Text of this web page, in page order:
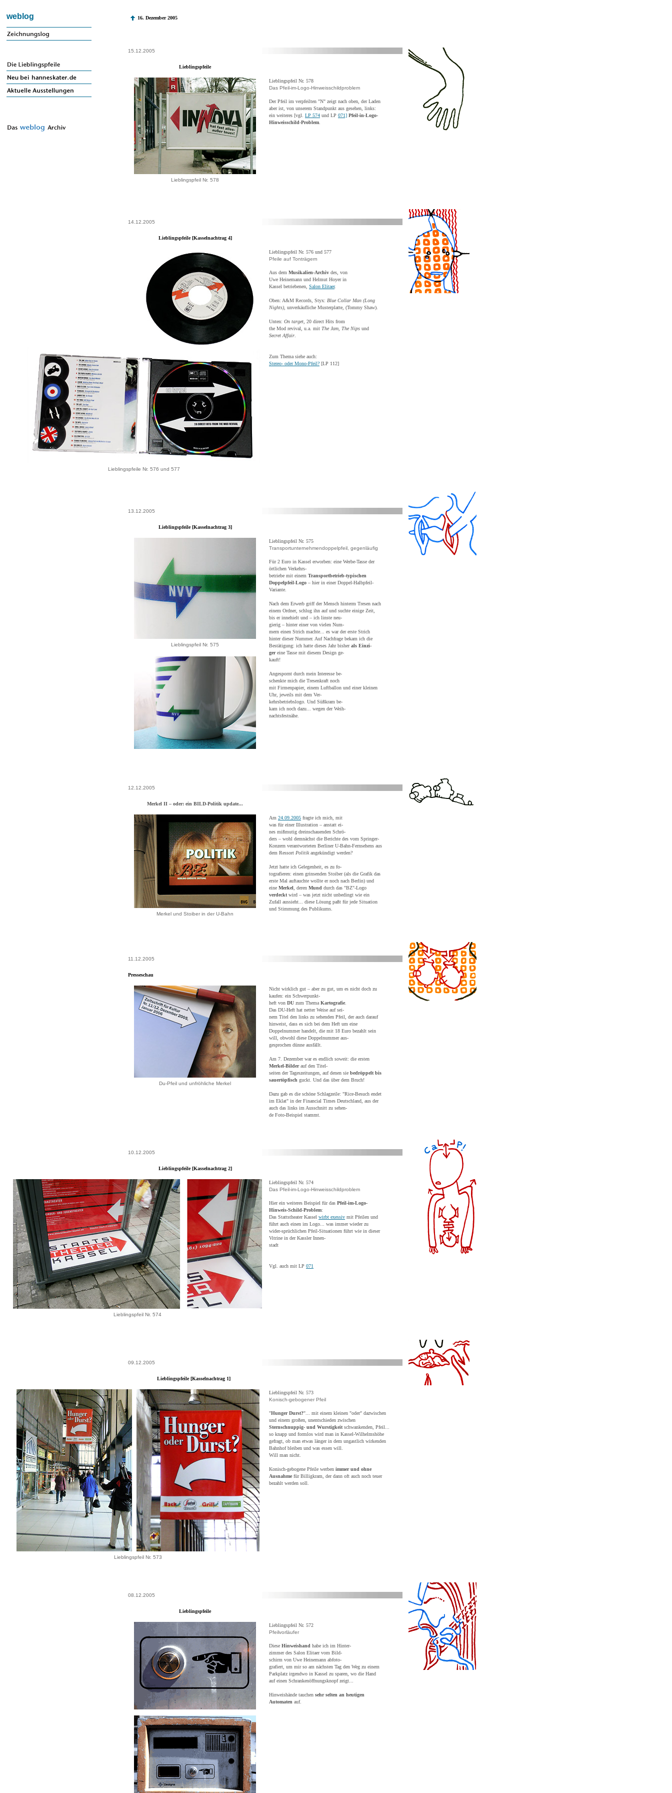
weblog 16. Dezember 2005
15.12.2005
Lieblingspfeile
Lieblingspfeil Nr. 578
Lieblingspfeil Nr. 578
Das Pfeil-im-Logo-Hinweisschildproblem
Der Pfeil im verpfeilten "N" zeigt nach oben, der Laden
aber ist, von unserem Standpunkt aus gesehen, links:
ein weiteres [vgl. LP 574 und LP 071] Pfeil-in-Logo-
Hinweisschild-Problem
14.12.2005
Lieblingspfeile [Kasselnachtrag 4]
Lieblingspfeile Nr. 576 und 577
Lieblingspfeil Nr. 576 und 577
Pfeile auf Tonträgern
Aus dem Musikalien-Archiv des, von
Uwe Heinemann und Helmut Hoyer in
Kassel betriebenen, Salon Elitaer.
Oben: A&M Records, Styx: Blue Collar Man (Long
Nights) , unverkäufliche Musterplatte, (Tommy Shaw).
Unten: On target , 20 direct Hits from
the Mod revival, u.a. mit The Jam The Nips und
Secret Affair
Zum Thema siehe auch:
Stereo- oder Mono-Pfeil? [LP 112]
13.12.2005
Lieblingspfeile [Kasselnachtrag 3]
Lieblingspfeil Nr. 575
Lieblingspfeil Nr. 575
Transportunternehmendoppelpfeil, gegenläufig
Für 2 Euro in Kassel erworben: eine Werbe-Tasse der
örtlichen Verkehrs-
betriebe mit einem Transportbetrieb-typischen
Doppelpfeil-Logo – hier in einer Doppel-Halbpfeil-
Variante.
Nach dem Erwerb griff der Mensch hinterm Tresen nach
einem Ordner, schlug ihn auf und suchte einige Zeit,
bis er innehielt und – ich linste neu-
gierig – hinter einer von vielen Num-
mern einen Strich machte... es war der erste Strich
hinter dieser Nummer. Auf Nachfrage bekam ich die
Bestätigung: ich hatte dieses Jahr bisherals Einzi-
gereine Tasse mit diesem Design ge-
kauft!
Angespornt durch mein Interesse be-
schenkte mich die Tresenkraft noch
mit Firmenpapier, einem Luftballon und einer kleinen
Uhr, jeweils mit dem Ver-
kehrsbetriebslogo. Und Süßkram be-
kam ich noch dazu... wegen der Weih-
nachtsfestnähe.
12.12.2005
Merkel II – oder: ein BILD-Politik update...
Merkel und Stoiber in der U-Bahn
Am 24.09.2005 fragte ich mich, mit
was für einer Illustration – anstatt ei-
nes mißmutig dreinschauenden Schrö-
ders – wohl demnächst die Berichte des vom Springer-
Konzern verantworteten Berliner U-Bahn-Fernsehens aus
dem Ressort Politikangekündigt werden?
Jetzt hatte ich Gelegenheit, es zu fo-
tografieren: einen grinsenden Stoiber (als die Grafik das
erste Mal auftauchte wollte er noch nach Berlin) und
eine Merkel , deren Mund durch das "BZ"-Logo
verdeckt wird – was jetzt nicht unbedingt wie ein
Zufall aussieht... diese Lösung paßt für jede Situation
und Stimmung des Publikums.
11.12.2005
Presseschau
Du-Pfeil und unfröhliche Merkel
Nicht wirklich gut – aber zu gut, um es nicht doch zu
kaufen: ein Schwerpunkt-
heft von DU zum Thema Kartografie
Das DU-Heft hat netter Weise auf sei-
nem Titel den links zu sehenden Pfeil, der auch darauf
hinweist, dass es sich bei dem Heft um eine
Doppelnummer handelt, die mit 18 Euro bezahlt sein
will, obwohl diese Doppelnummer aus-
gesprochen dünne ausfällt.
Am 7. Dezember war es endlich soweit: die ersten
Merkel-Bilderauf den Titel-
seiten der Tageszeitungen, auf denen sie bedröppelt bis
sauertöpfisch guckt. Und das über dem Bruch!
Dazu gab es die schöne Schlagzeile: "Rice-Besuch endet
im Eklat" in der Financial Times Deutschland, aus der
auch das links im Ausschnitt zu sehen-
de Foto-Beispiel stammt.
10.12.2005
Lieblingspfeile [Kasselnachtrag 2]
Lieblingspfeil Nr. 574
Lieblingspfeil Nr. 574
Das Pfeil-im-Logo-Hinweisschildproblem
Hier ein weiteres Beispiel für das Pfeil-im-Logo-
Hinweis-Schild-Problem:
Das Stattstheater Kassel wirbt exessiv mit Pfeilen und
führt auch einen im Logo... was immer wieder zu
wider-sprüchlichen Pfeil-Situationen führt wie in dieser
Vitrine in der Kassler Innen-
stadt
Vgl. auch mit LP 071
09.12.2005
Lieblingspfeile [Kasselnachtrag 1]
Lieblingspfeil Nr. 573
Lieblingspfeil Nr. 573
Konisch-gebogener Pfeil
"Hunger Durst?"... mit einem kleinen "oder" dazwischen
und einem großen, unentschieden zwischen
Sternschnuppig- und Wurstigkeit schwankenden, Pfeil...
so knapp und formlos wird man in Kassel-Wilhelmshöhe
gefragt, ob man etwas länger in dem ungastlich wirkenden
Bahnhof bleiben und was essen will.
Will man nicht.
Konisch-gebogene Pfeile werben immer und ohne
Ausnahme für Billigkram, der dann oft auch noch teuer
bezahlt werden soll.
08.12.2005
Lieblingspfeile
Lieblingspfeil Nr. 572
Pfeilvorläufer
Diese Hinweishand habe ich im Hinter-
zimmer des Salon Elitaer vom Bild-
schirm von Uwe Heinemann abfoto-
grafiert, um mir so am nächsten Tag den Weg zu einem
Parkplatz irgendwo in Kassel zu sparen, wo die Hand
auf einen Schrankenöffnungsknopf zeigt...
Hinweishände tauchen sehr selten an heutigen
Automaten auf.